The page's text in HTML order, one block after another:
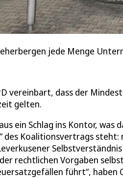
jede Menge
vereinbart, dass der
gelten.
ein Schlag ins Kontor, was
Koalitionsvertrags steht:
rechtlichen Vorgaben
führt“, haben